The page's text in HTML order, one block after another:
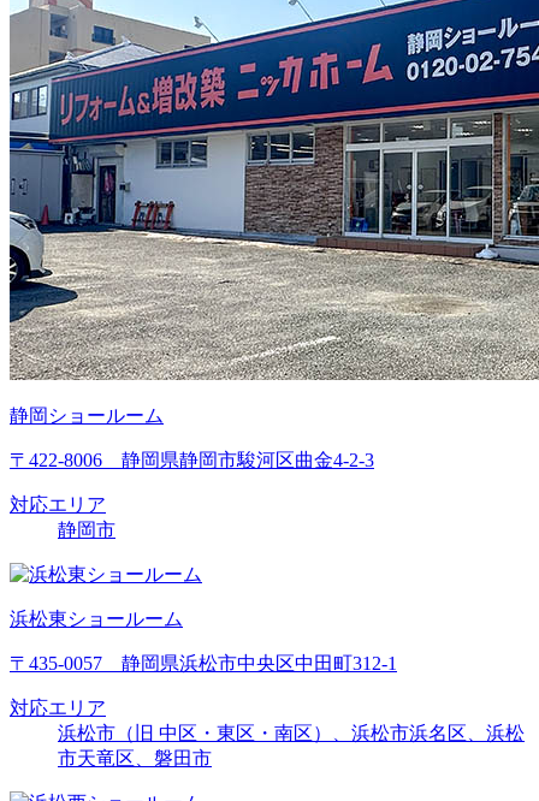
静岡ショールーム
〒422-8006 静岡県静岡市駿河区曲金4-2-3
対応エリア
静岡市
浜松東ショールーム
〒435-0057 静岡県浜松市中央区中田町312-1
対応エリア
浜松市（旧 中区・東区・南区）、浜松市浜名区、浜松
市天竜区、磐田市